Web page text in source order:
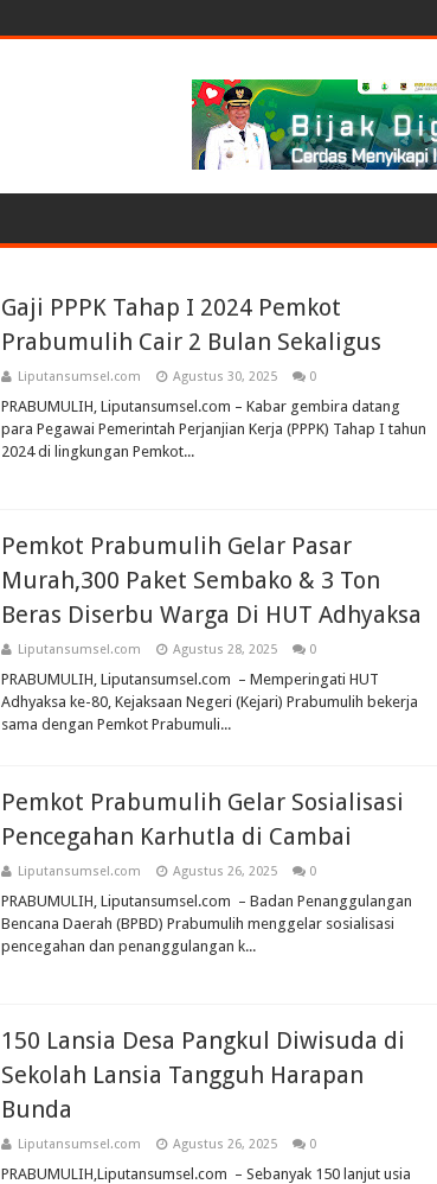
Gaji PPPK Tahap I 2024 Pemkot
Prabumulih Cair 2 Bulan Sekaligus
Liputansumsel.com Agustus 30, 2025 0
PRABUMULIH, Liputansumsel.com – Kabar gembira datang
para Pegawai Pemerintah Perjanjian Kerja (PPPK) Tahap I tahun
2024 di lingkungan Pemkot...
Pemkot Prabumulih Gelar Pasar
Murah,300 Paket Sembako & 3 Ton
Beras Diserbu Warga Di HUT Adhyaksa
Liputansumsel.com Agustus 28, 2025 0
PRABUMULIH, Liputansumsel.com – Memperingati HUT
Adhyaksa ke-80, Kejaksaan Negeri (Kejari) Prabumulih bekerja
sama dengan Pemkot Prabumuli...
Pemkot Prabumulih Gelar Sosialisasi
Pencegahan Karhutla di Cambai
Liputansumsel.com Agustus 26, 2025 0
PRABUMULIH, Liputansumsel.com – Badan Penanggulangan
Bencana Daerah (BPBD) Prabumulih menggelar sosialisasi
pencegahan dan penanggulangan k...
150 Lansia Desa Pangkul Diwisuda di
Sekolah Lansia Tangguh Harapan
Bunda
Liputansumsel.com Agustus 26, 2025 0
PRABUMULIH,Liputansumsel.com – Sebanyak 150 lanjut usia